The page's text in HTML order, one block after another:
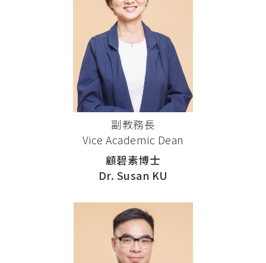
副教務長
Vice Academic Dean
顧碧素博士
Dr. Susan KU